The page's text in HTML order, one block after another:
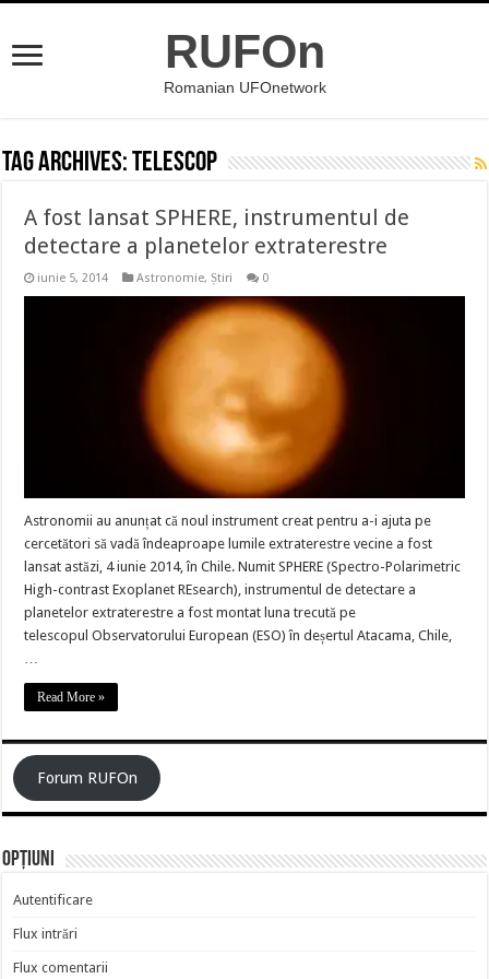
RUFOn
Romanian UFOnetwork
Tag Archives:telescop
A fost lansat SPHERE, instrumentul de
detectare a planetelor extraterestre
iunie 5, 2014 Astronomie,Știri 0
Astronomii au anunțat că noul instrument creat pentru a-i ajuta pe
cercetători să vadă îndeaproape lumile extraterestre vecine a fost
lansat astăzi, 4 iunie 2014, în Chile. Numit SPHERE (Spectro-Polarimetric
High-contrast Exoplanet REsearch), instrumentul de detectare a
planetelor extraterestre a fost montat luna trecută pe
telescopul Observatorului European (ESO) în deșertul Atacama, Chile,
…
Read More »
Forum RUFOn
Opțiuni
Autentificare
Flux intrări
Flux comentarii